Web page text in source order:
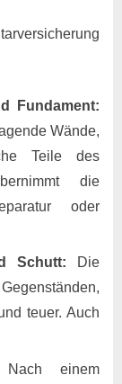
Fundament:
Wände,
Teile des
die
oder
Schutt: Die
teuer. Auch
einem